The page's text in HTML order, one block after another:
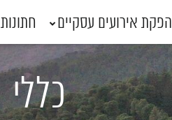
הפקת אירועים עסקיים חתונות
כללי